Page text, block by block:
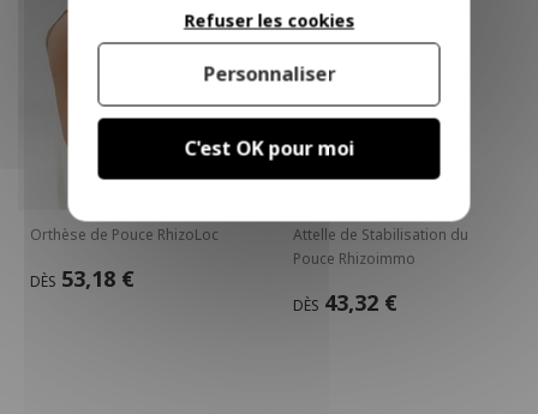
Orthèse de Pouce RhizoLoc
DÈS 53,18 €
Attelle de Stabilisation du
Pouce Rhizoimmo
DÈS 43,32 €
C'est OK pour moi
Refuser les cookies
Personnaliser